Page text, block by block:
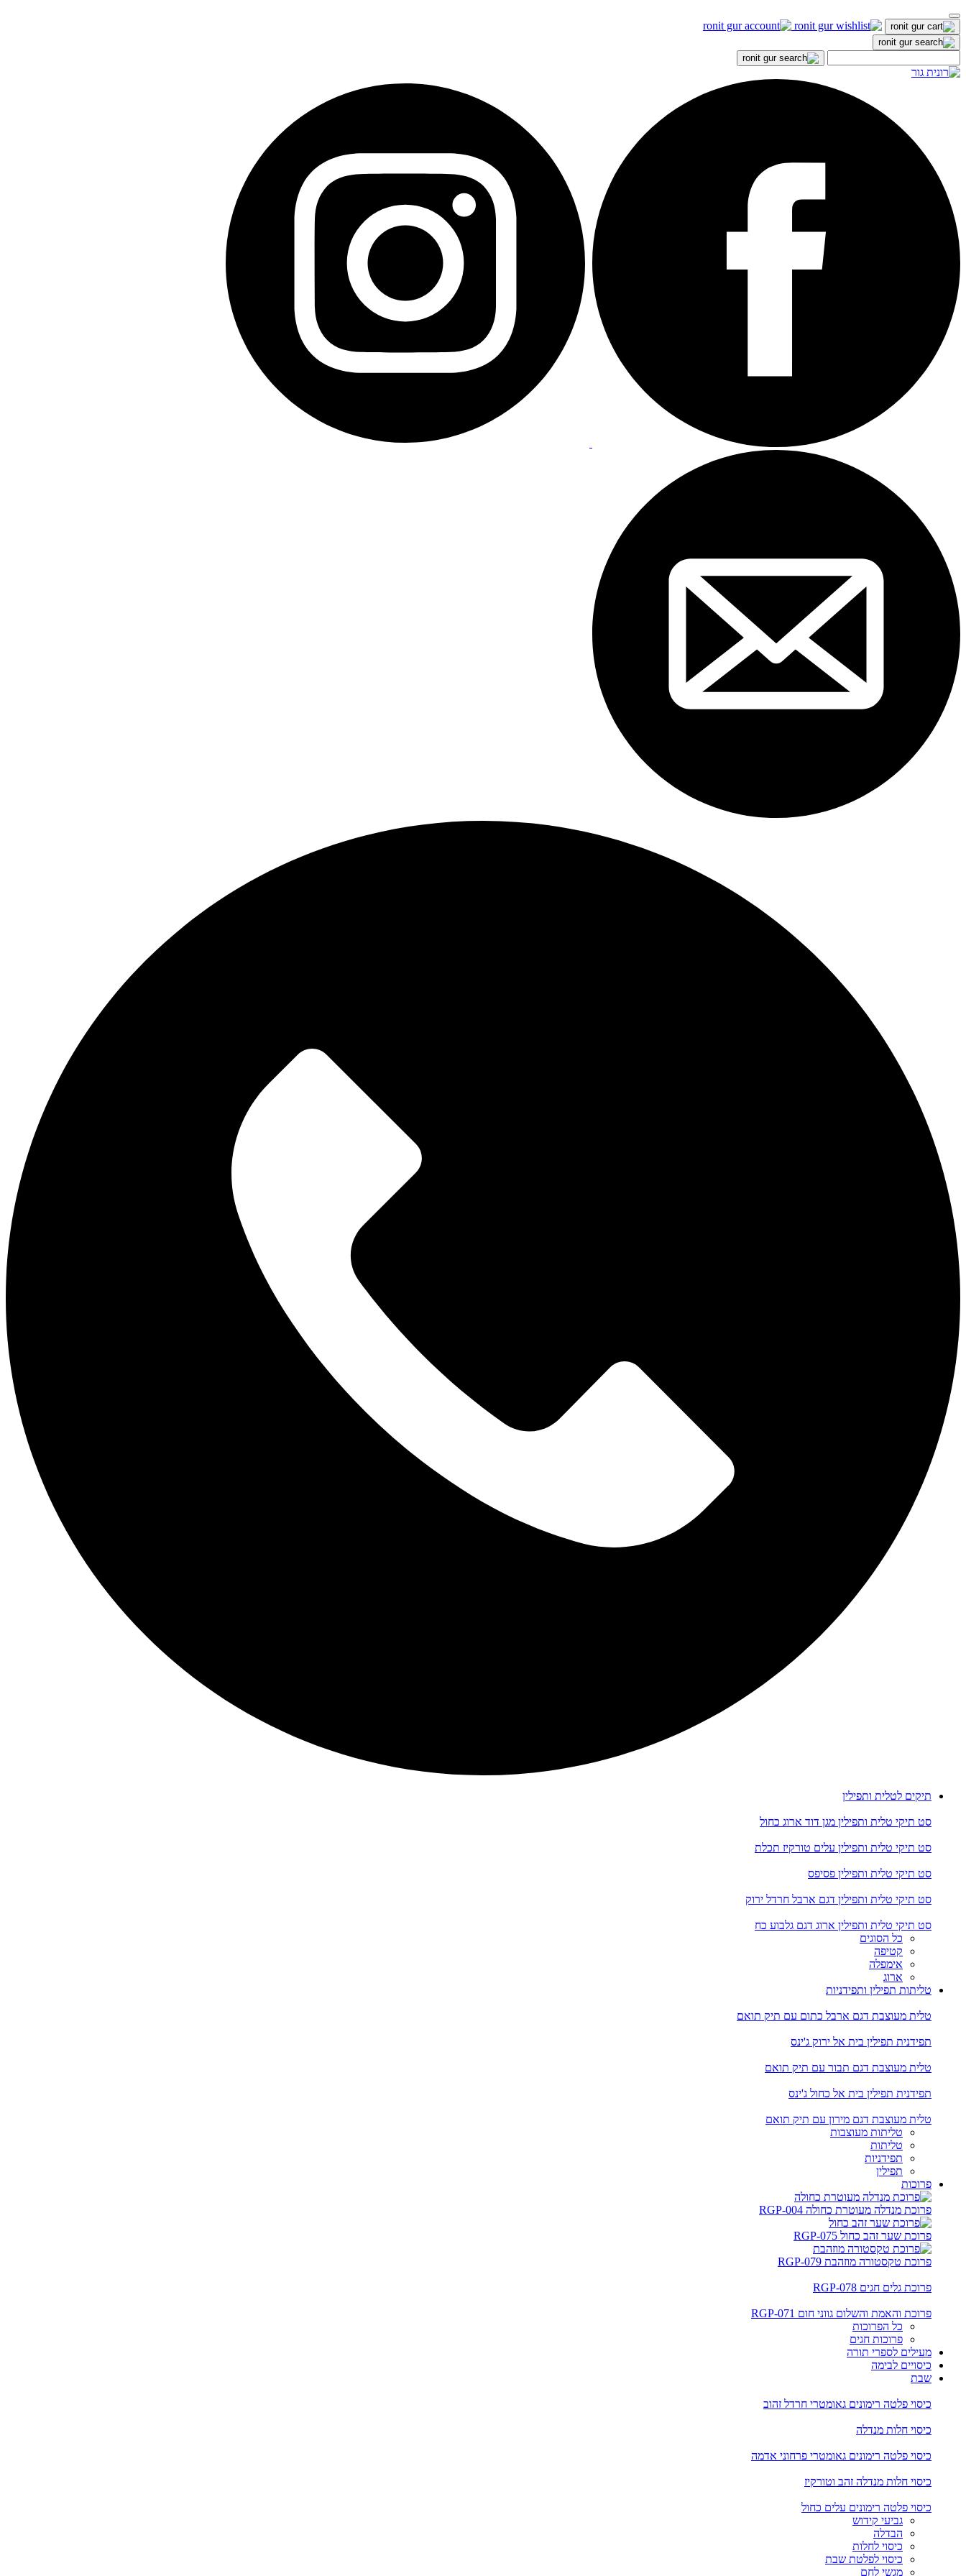
תיקים לטלית ותפילין
סט תיקי טלית ותפילין מגן דוד ארוג כחול
סט תיקי טלית ותפילין עלים טורקיז תכלת
סט תיקי טלית ותפילין פסיפס
סט תיקי טלית ותפילין דגם ארבל חרדל ירוק
סט תיקי טלית ותפילין ארוג דגם גלבוע כח
כל הסוגים
קטיפה
אימפלה
ארוג
טליתות תפילין ותפידניות
טלית מעוצבת דגם ארבל כתום עם תיק תואם
תפידנית תפילין בית אל ירוק ג'ינס
טלית מעוצבת דגם תבור עם תיק תואם
תפידנית תפילין בית אל כחול ג'ינס
טלית מעוצבת דגם מירון עם תיק תואם
טליתות מעוצבות
טליתות
תפידניות
תפילין
פרוכות
פרוכת מנדלה מעוטרת כחולה RGP-004
פרוכת שער זהב כחול RGP-075
פרוכת טקסטורה מוזהבת RGP-079
פרוכת גלים חגים RGP-078
פרוכת והאמת והשלום גווני חום RGP-071
כל הפרוכות
פרוכות חגים
מעילים לספרי תורה
כיסויים לבימה
שבת
כיסוי פלטה רימונים גאומטרי חרדל זהוב
כיסוי חלות מנדלה
כיסוי פלטה רימונים גאומטרי פרחוני אדמה
כיסוי חלות מנדלה זהב וטורקיז
כיסוי פלטה רימונים עלים כחול
גביעי קידוש
הבדלה
כיסוי לחלות
כיסוי לפלטת שבת
מגשי לחם